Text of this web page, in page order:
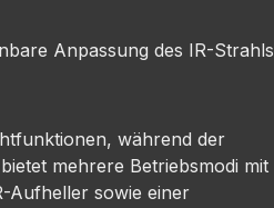
Anpassung des IR-Strahls
während der
mehrere Betriebsmodi mit
Aufheller sowie einer